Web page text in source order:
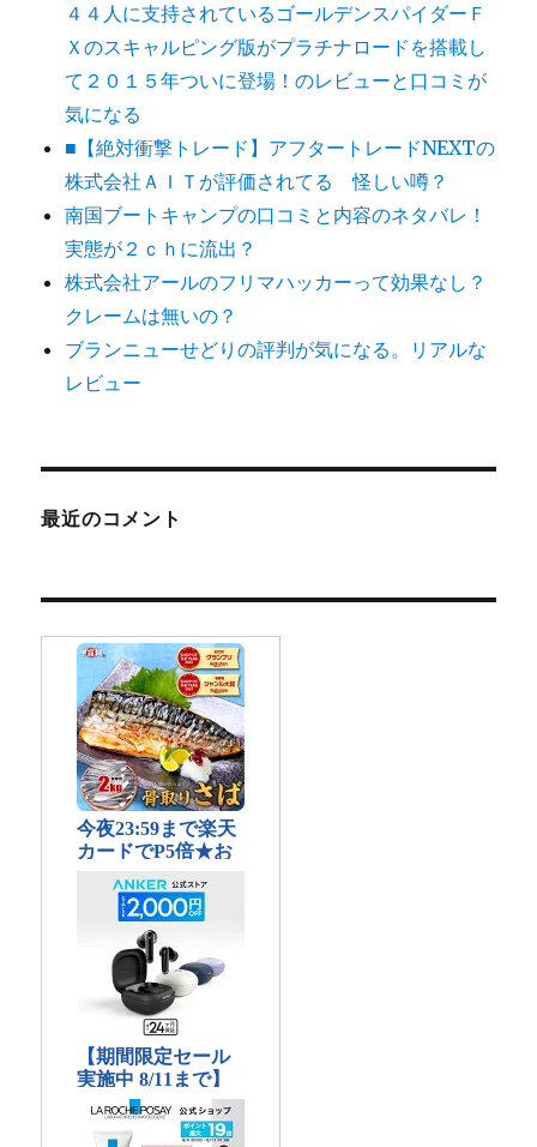
４４人に支持されているゴールデンスパイダーＦ
Ｘのスキャルピング版がプラチナロードを搭載し
て２０１５年ついに登場！のレビューと口コミが
気になる
■【絶対衝撃トレード】アフタートレードNEXTの
株式会社ＡＩＴが評価されてる 怪しい噂？
南国ブートキャンプの口コミと内容のネタバレ！
実態が２ｃｈに流出？
株式会社アールのフリマハッカーって効果なし？
クレームは無いの？
ブランニューせどりの評判が気になる。リアルな
レビュー
最近のコメント